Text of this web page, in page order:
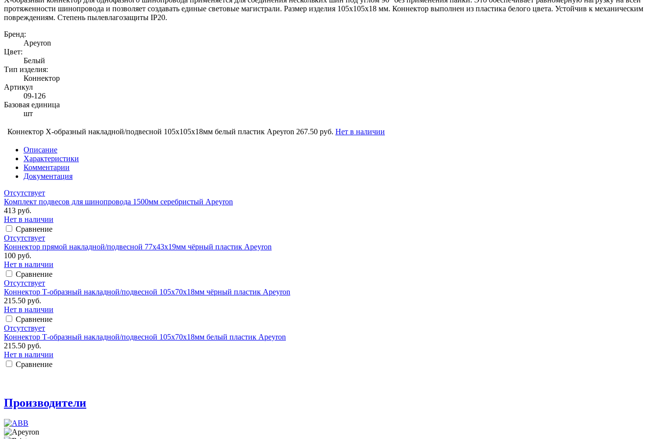
протяженности шинопровода и позволяет создавать единые световые магистрали. Размер изделия 105х105х18 мм. Коннектор выполнен из пластика белого цвета. Устойчив к механическим
повреждениям. Степень пылевлагозащиты IP20.
Бренд:
Apeyron
Цвет:
Белый
Тип изделия:
Коннектор
Артикул
09-126
Базовая единица
шт
Коннектор Х-образный накладной/подвесной 105х105х18мм белый пластик Apeyron 267.50 руб. Нет в наличии
Описание
Характеристики
Комментарии
Документация
Отсутствует
Комплект подвесов для шинопровода 1500мм серебристый Apeyron
413 руб.
Нет в наличии
Сравнение
Отсутствует
Коннектор прямой накладной/подвесной 77х43х19мм чёрный пластик Apeyron
100 руб.
Нет в наличии
Сравнение
Отсутствует
Коннектор Т-образный накладной/подвесной 105х70х18мм чёрный пластик Apeyron
215.50 руб.
Нет в наличии
Сравнение
Отсутствует
Коннектор Т-образный накладной/подвесной 105х70х18мм белый пластик Apeyron
215.50 руб.
Нет в наличии
Сравнение
Производители